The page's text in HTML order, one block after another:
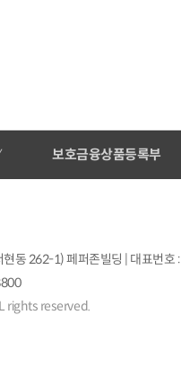
보호금융상품등록부
동 262-1) 페퍼존빌딩 | 대표번
rights reserved.